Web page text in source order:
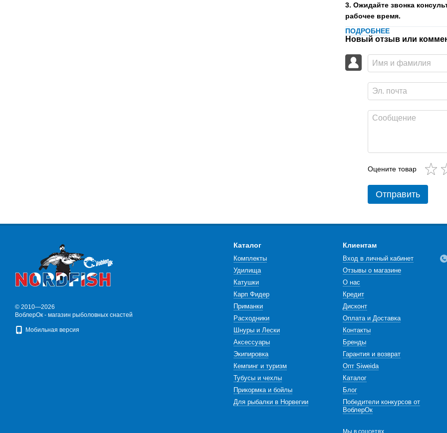
3. Ожидайте звонка
рабочее время.
ПОДРОБНЕЕ
Новый отзыв или
Оцените товар
Отправить
© 2010—2026
ВоблерОк - магазин рыболовных снастей
Мобильная версия
Каталог
Комплекты
Удилища
Катушки
Карп Фидер
Приманки
Расходники
Шнуры и Лески
Аксессуары
Экипировка
Кемпинг и туризм
Тубусы и чехлы
Прикормка и бойлы
Для рыбалки в Норвегии
Клиентам
Вход в личный кабинет
Отзывы о магазине
О нас
Кредит
Дисконт
Оплата и Доставка
Контакты
Бренды
Гарантия и возврат
Опт Siweida
Каталог
Блог
Победители конкурсов от
ВоблерОк
Мы в соцсетях